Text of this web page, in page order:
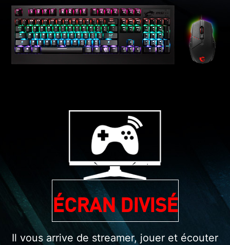
ÉCRAN DIVISÉ
Il vous arrive de streamer, jouer et écouter